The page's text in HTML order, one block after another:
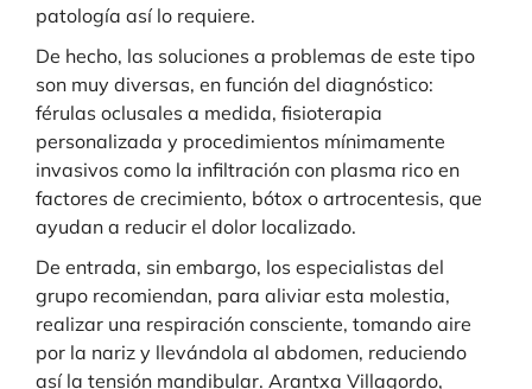
patología así lo requiere.
De hecho, las soluciones a problemas de este tipo
son muy diversas, en función del diagnóstico:
férulas oclusales a medida, fisioterapia
personalizada y procedimientos mínimamente
invasivos como la infiltración con plasma rico en
factores de crecimiento, bótox o artrocentesis, que
ayudan a reducir el dolor localizado.
De entrada, sin embargo, los especialistas del
grupo recomiendan, para aliviar esta molestia,
realizar una respiración consciente, tomando aire
por la nariz y llevándola al abdomen, reduciendo
así la tensión mandibular. Arantxa Villagordo,